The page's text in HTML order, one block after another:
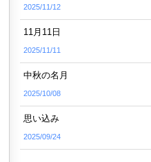
2025/11/12
11月11日
2025/11/11
中秋の名月
2025/10/08
思い込み
2025/09/24